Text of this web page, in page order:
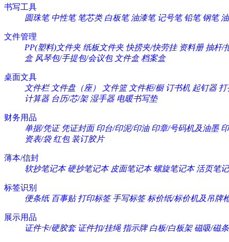
书写工具
圆珠笔 中性笔 笔芯类 白板笔 油漆笔 记号笔 铅笔 钢笔
文件管理
PP(塑料)文件夹 纸板文件夹 快捞夹/快劳挂 资料册 抽杆/
盒 风琴包/手提包/会议包 文件盒 档案盒
桌面文具
文件栏 文件盘（座） 文件篮 文件柜/橱 订书机 起钉器 打
计算器 台历/芯/架 湿手器 电暖书写垫
财务用品
单据/凭证 凭证封面 印台/印泥/印油 印章/号码机及油墨
资表/袋 红包 装订胶片
薄本/信封
软抄笔记本 硬抄笔记本 皮面笔记本 螺旋笔记本 活页笔
标签识别
便条纸 百事贴 打印标签 手写标签 标价纸/标价机及吊牌
展示用品
证件卡/硬胶套 证件扣/挂绳 指示牌 白板/白板架 磁吸/磁条